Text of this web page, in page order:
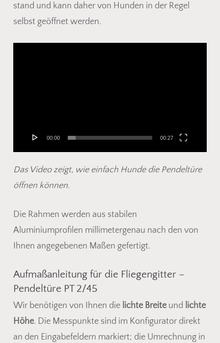
stand und kann daher von Hunden in der Regel
selbst geöffnet werden.
00:00 00:27
Das Video zeigt, wie einfach Hunde die Pendeltüre
öffnen können.
Die Rahmen werden aus stabilen
Aluminiumprofilen millimetergenau nach den von
Ihnen angegebenen Maßen gefertigt.
Aufmaßanleitung für die Fliegengitter –
Pendeltüre PT 2/45
Wir benötigen von Ihnen die lichte Breiteund lichte
Höhe. Die Messpunkte sind im Konfigurator direkt
an den Eingabefeldern markiert; die Umrechnung in